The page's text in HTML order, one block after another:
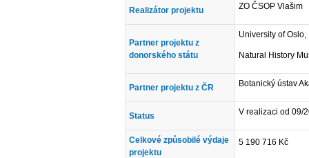
Realizátor projektu ZO ČSOP Vlašim
Partner projektu z
donorského státu
University of Oslo,
Natural History
Partner projektu z ČR Botanický ústav
Status V realizaci od 09/
Celkové způsobilé výdaje
projektu
5 190 716 Kč